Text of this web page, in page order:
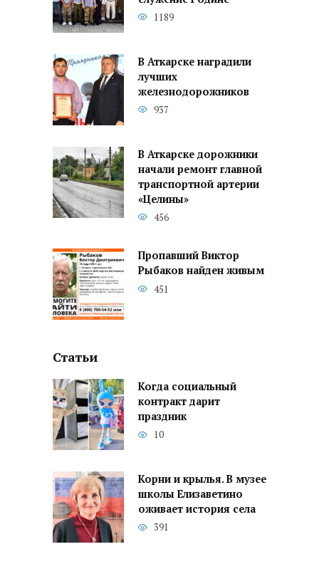
1189
В Аткарске наградили
лучших
железнодорожников
937
В Аткарске дорожники
начали ремонт главной
транспортной артерии
«Целины»
456
Пропавший Виктор
Рыбаков найден живым
451
Статьи
Когда социальный
контракт дарит
праздник
10
Корни и крылья. В музее
школы Елизаветино
оживает история села
391